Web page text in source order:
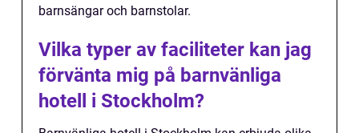
barnsängar och barnstolar.
Vilka typer av faciliteter kan jag
förvänta mig på barnvänliga
hotell i Stockholm?